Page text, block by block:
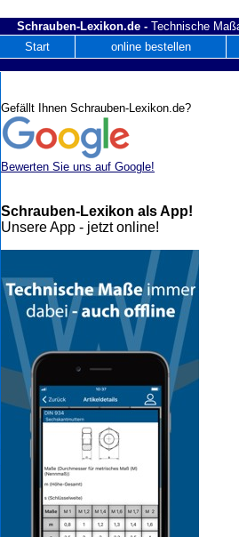
Schrauben-Lexikon.de - Technische
Start
online bestellen
Gefällt Ihnen Schrauben-Lexikon.de?
Bewerten Sie uns auf Google!
Schrauben-Lexikon als App!
Unsere App - jetzt online!